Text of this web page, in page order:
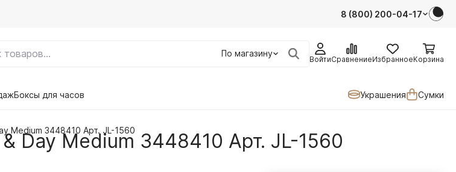
8 (800) 200-04-17
По магазину
ВойтиСравнениеИзбранноеКорзина
Боксы для часов Украшения Сумки
Medium 3448410 Арт. JL-1560
Day Medium 3448410 Арт. JL-1560